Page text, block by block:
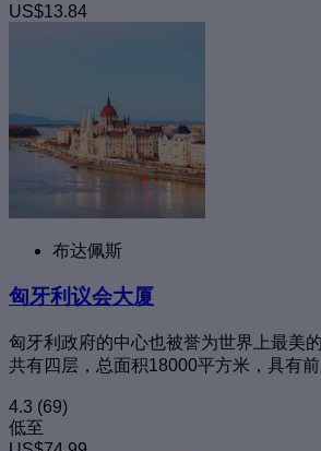
US$13.84
布达佩斯
匈牙利议会大厦
匈牙利政府的中心也被誉为世界上最美
共有四层，总面积18000平方米，具有前
4.3 (69)
低至